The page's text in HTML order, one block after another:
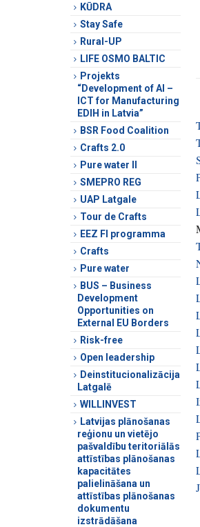
KŪDRA
Stay Safe
Rural-UP
LIFE OSMO BALTIC
Projekts
“Development of AI –
ICT for Manufacturing
EDIH in Latvia”
BSR Food Coalition
Crafts 2.0
Pure water II
SMEPRO REG
UAP Latgale
Tour de Crafts
EEZ FI programma
Crafts
Pure water
BUS – Business
Development
Opportunities on
External EU Borders
Risk-free
Open leadership
Deinstitucionalizācija
Latgalē
WILLINVEST
Latvijas plānošanas
reģionu un vietējo
pašvaldību teritoriālās
attīstības plānošanas
kapacitātes
palielināšana un
attīstības plānošanas
dokumentu
izstrādāšana